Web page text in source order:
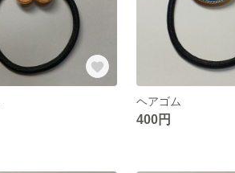
ヘアゴム
400円